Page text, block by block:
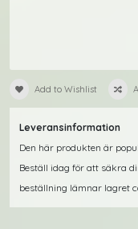
Add to Wishlist
Leveransinformation
Den här produkten är
Beställ idag för att säkra
beställning lämnar lagret